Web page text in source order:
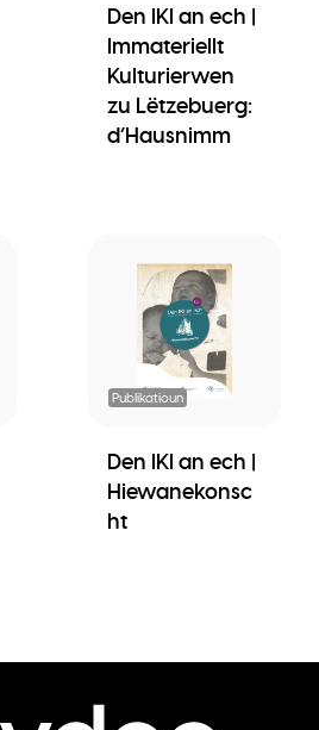
Den IKI an ech |
Immateriellt
Kulturierwen
zu Lëtzebuerg:
d’Hausnimm
Publikatioun
Den IKI an ech |
Hiewanekonsc
ht